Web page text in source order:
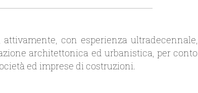
con esperienza ultradecennale,
architettonica ed urbanistica, per conto
ed imprese di costruzioni.